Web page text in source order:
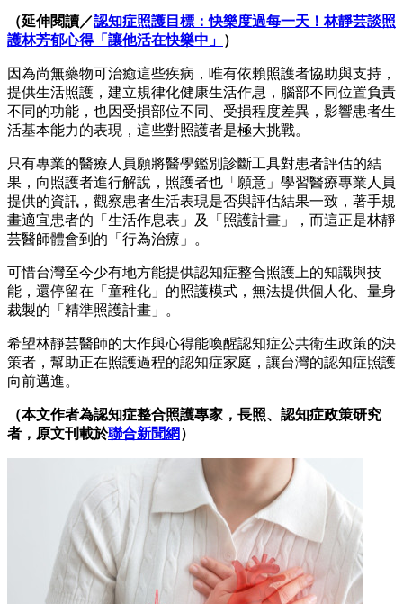
（延伸閱讀／認知症照護目標：快樂度過每一天！林靜芸談照
護林芳郁心得「讓他活在快樂中」 ）
因為尚無藥物可治癒這些疾病，唯有依賴照護者協助與支持，
提供生活照護，建立規律化健康生活作息，腦部不同位置負責
不同的功能，也因受損部位不同、受損程度差異，影響患者生
活基本能力的表現，這些對照護者是極大挑戰。
只有專業的醫療人員願將醫學鑑別診斷工具對患者評估的結
果，向照護者進行解說，照護者也「願意」學習醫療專業人員
提供的資訊，觀察患者生活表現是否與評估結果一致，著手規
畫適宜患者的「生活作息表」及「照護計畫」，而這正是林靜
芸醫師體會到的「行為治療」。
可惜台灣至今少有地方能提供認知症整合照護上的知識與技
能，還停留在「童稚化」的照護模式，無法提供個人化、量身
裁製的「精準照護計畫」。
希望林靜芸醫師的大作與心得能喚醒認知症公共衛生政策的決
策者，幫助正在照護過程的認知症家庭，讓台灣的認知症照護
向前邁進。
（本文作者為認知症整合照護專家，長照、認知症政策研究
者，原文刊載於聯合新聞網 ）